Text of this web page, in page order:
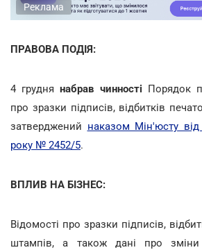
Реклама
ПРАВОВА ПОДІЯ:
4 груднянабрав чинності Порядок
про зразки підписів, відбитків
затверджений наказом Мін'юсту
року № 2452/5.
ВПЛИВ НА БІЗНЕС:
Відомості про зразки підписів,
штампів, а також дані про зміни